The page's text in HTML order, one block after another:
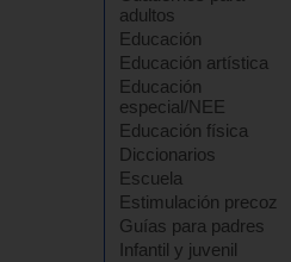
adultos
Educación
Educación artística
Educación
especial/NEE
Educación física
Diccionarios
Escuela
Estimulación precoz
Guías para padres
Infantil y juvenil